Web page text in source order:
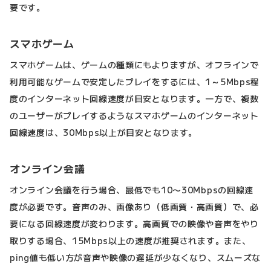
要です。
スマホゲーム
スマホゲームは、ゲームの種類にもよりますが、オフラインで
利用可能なゲームで安定したプレイをするには、1～5Mbps程
度のインターネット回線速度が目安となります。一方で、複数
のユーザーがプレイするようなスマホゲームのインターネット
回線速度は、30Mbps以上が目安となります。
オンライン会議
オンライン会議を行う場合、最低でも10〜30Mbpsの回線速
度が必要です。音声のみ、画像あり（低画質・高画質）で、必
要になる回線速度が変わります。高画質での映像や音声をやり
取りする場合、15Mbps以上の速度が推奨されます。また、
ping値も低い方が音声や映像の遅延が少なくなり、スムーズな